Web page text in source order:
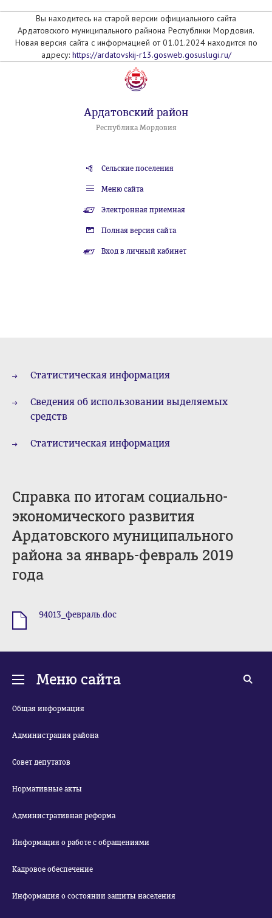
Вы находитесь на старой версии официального сайта
Ардатовского муниципального райнона Республики Мордовия.
Новая версия сайта с информацией от 01.01.2024 находится по
адресу: https://ardatovskij-r13.gosweb.gosuslugi.ru/
Ардатовский район
Республика Мордовия
Сельские поселения
Меню сайта
Электронная приемная
Полная версия сайта
Вход в личный кабинет
Статистическая информация
Сведения об использовании выделяемых
средств
Статистическая информация
Справка по итогам социально-
экономического развития
Ардатовского муниципального
района за январь-февраль 2019
года
94013_февраль.doc
Меню сайта
Общая информация
Администрация района
Совет депутатов
Нормативные акты
Административная реформа
Информация о работе с обращениями
Кадровое обеспечение
Информация о состоянии защиты населения